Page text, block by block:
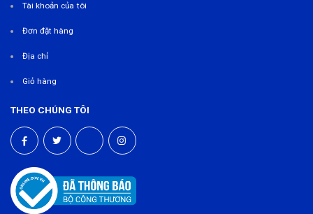
Tài khoản của tôi
Đơn đặt hàng
Địa chỉ
Giỏ hàng
THEO CHÚNG TÔI